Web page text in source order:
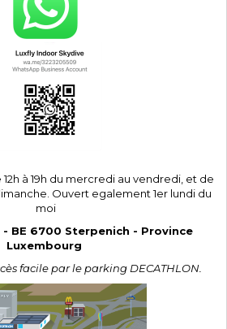
à 19h du mercredi au vendredi, et de
Ouvert egalement 1er lundi du
moi
- BE 6700 Sterpenich - Province
Luxembourg
facile par le parking DECATHLON.